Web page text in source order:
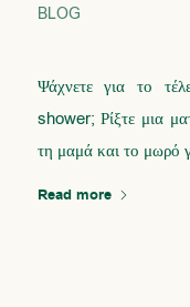
BLOG
Ψάχνετε για το
shower; Ρίξτε μια
τη μαμά και το μωρό
Read more